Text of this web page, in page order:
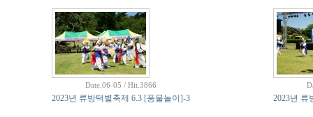
Date.06-05 / Hit.3866
2023년 류방택별축제 6.3 [풍물놀이]-3 2023년 류